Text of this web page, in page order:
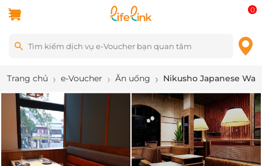
0
Trang chủ e-Voucher Ăn uống Nikusho Japanese